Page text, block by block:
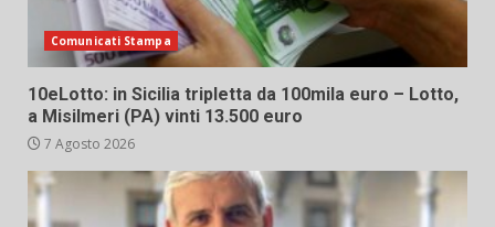
Comunicati Stampa
10eLotto: in Sicilia tripletta da 100mila euro – Lotto,
a Misilmeri (PA) vinti 13.500 euro
7 Agosto 2026